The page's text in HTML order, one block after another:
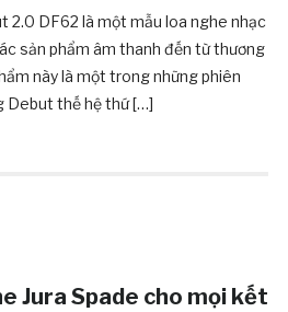
2.0 DF62 là một mẫu loa nghe nhạc
sản phẩm âm thanh đến từ thương
này là một trong những phiên
Debut thế hệ thứ […]
Jura Spade cho mọi kết